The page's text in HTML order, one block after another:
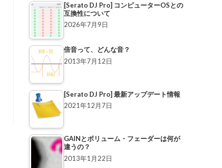
[Serato DJ Pro] コンピューターOSとの
互換性について
2026年7月9日
倍音って、どんな音？
2013年7月12日
[Serato DJ Pro] 最新アップデート情報
2021年12月7日
GAINとボリューム・フェーダーは何が
違うの？
2013年1月22日